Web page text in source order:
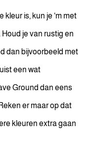
kleur is, kun je ‘m met
je van rustig en
dan bijvoorbeeld met
een wat
Ground dan eens
er maar op dat
kleuren extra gaan